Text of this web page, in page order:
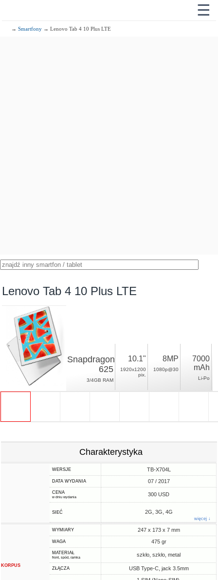
☰
→Smartfony → Lenovo Tab 4 10 Plus LTE
Lenovo Tab 4 10 Plus LTE
Snapdragon
625
3/4GB RAM
10.1"
1920x1200
pix.
8MP
1080p@30
7000
mAh
Li-Po
Charakterystyka
WERSJE TB-X704L
DATA WYDANIA 07 / 2017
CENA
w dniu wydania 300 USD
SIEĆ 2G, 3G, 4G
więcej ↓
KORPUS
WYMIARY 247 x 173 x 7 mm
WAGA 475 gr
MATERIAŁ
front, spód, ramka szkło, szkło, metal
ZŁĄCZA USB Type-C, jack 3.5mm